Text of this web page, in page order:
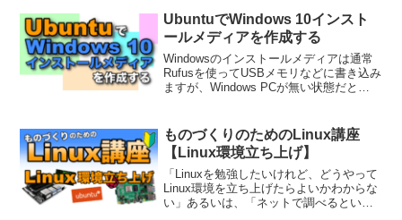
る。TPMを無効にする。
UbuntuでWindows 10インスト
ールメディアを作成する
Windowsのインストールメディアは通常
Rufusを使ってUSBメモリなどに書き込み
ますが、Windows PCが無い状態だと
ものづくりのためのLinux講座
【Linux環境立ち上げ】
「Linuxを勉強したいけれど、どうやって
Linux環境を立ち上げたらよいかわからな
い」あるいは、「ネットで調べるといく